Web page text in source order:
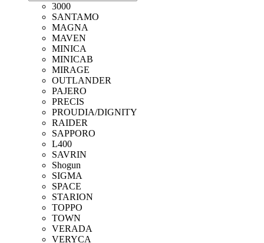
3000
SANTAMO
MAGNA
MAVEN
MINICA
MINICAB
MIRAGE
OUTLANDER
PAJERO
PRECIS
PROUDIA/DIGNITY
RAIDER
SAPPORO
L400
SAVRIN
Shogun
SIGMA
SPACE
STARION
TOPPO
TOWN
VERADA
VERYCA